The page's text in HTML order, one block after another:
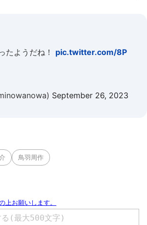
たようだね！ pic.twitter.com/8P
September 26, 2023
鳥羽周作